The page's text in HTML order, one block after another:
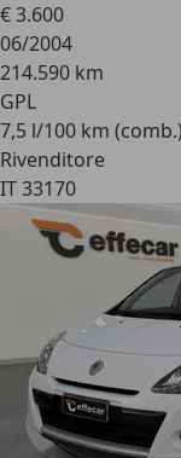
€ 3.600
06/2004
214.590 km
GPL
7,5 l/100 km (comb.)
Rivenditore
IT 33170